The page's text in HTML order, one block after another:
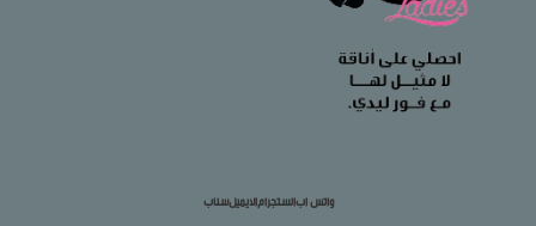
واتس ابانستجرامالايميلسناب